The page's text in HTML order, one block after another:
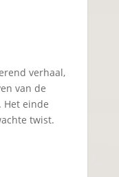
verhaal,
van de
Het einde
twist.